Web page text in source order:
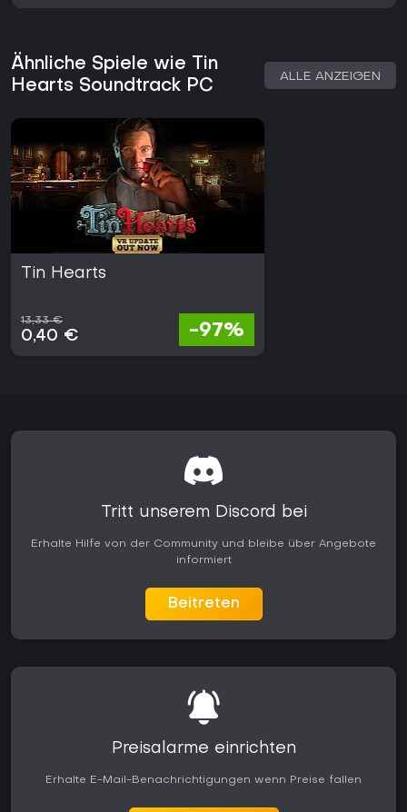
moderner Präsentation mit starkem emotionalen Kern. Das
Gesamtpaket liefert mit über fünfzig Leveln substanzielle
Einstieg für alle unkompliziert, die narrative Puzzle-Spiele mit
Fokus auf Beobachtung und Kreativität suchen.
Ähnliche Spiele wie Tin
Hearts Soundtrack PC
ALLE ANZEIGEN
Tin Hearts
13,33 €
0,40 € -97%
Tritt unserem Discord bei
Erhalte Hilfe von der Community und bleibe über Angebote
informiert
Beitreten
Preisalarme einrichten
Erhalte E-Mail-Benachrichtigungen wenn Preise fallen